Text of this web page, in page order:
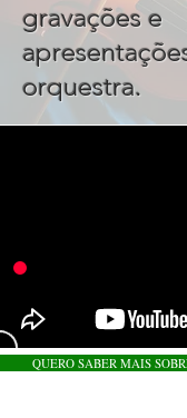
gravações e
orquestra.
QUERO SABER MAIS